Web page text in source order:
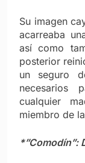
Su imagen
acarreaba
así como
posterior
un seguro
necesarios
cualquier
miembro de
*”Comodín”: